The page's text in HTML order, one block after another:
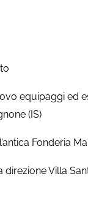
equipaggi ed
(IS)
Fonderia
direzione Villa